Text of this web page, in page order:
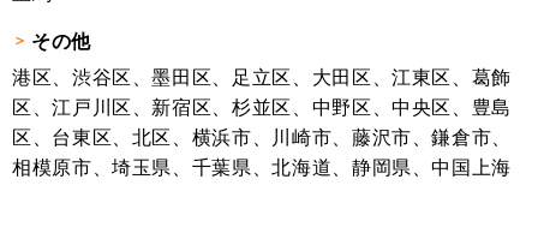
その他
港区、渋谷区、墨田区、足立区、大田区、江東区、葛飾
区、江戸川区、新宿区、杉並区、中野区、中央区、豊島
区、台東区、北区、横浜市、川崎市、藤沢市、鎌倉市、
相模原市、埼玉県、千葉県、北海道、静岡県、中国上海